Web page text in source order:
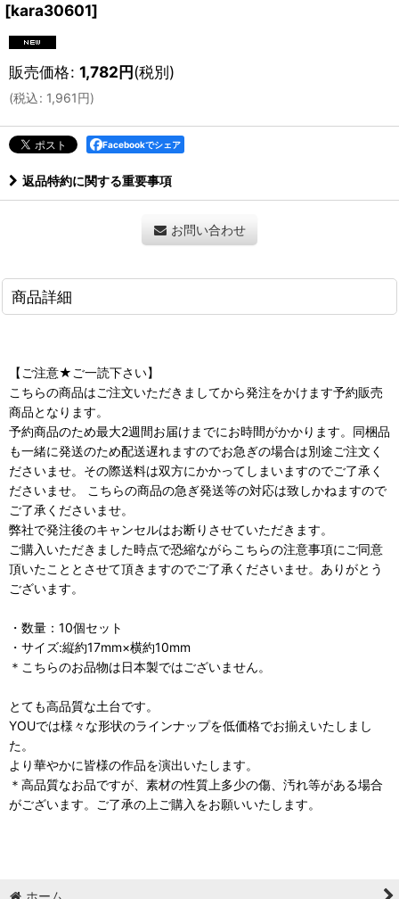
[kara30601]
販売価格: 1,782円(税別)
(税込: 1,961円)
Facebookでシェア
返品特約に関する重要事項
お問い合わせ
商品詳細
【ご注意★ご一読下さい】
こちらの商品はご注文いただきましてから発注をかけます予約販売
商品となります。
予約商品のため最大2週間お届けまでにお時間がかかります。同梱品
も一緒に発送のため配送遅れますのでお急ぎの場合は別途ご注文く
ださいませ。その際送料は双方にかかってしまいますのでご了承く
ださいませ。 こちらの商品の急ぎ発送等の対応は致しかねますので
ご了承くださいませ。
弊社で発注後のキャンセルはお断りさせていただきます。
ご購入いただきました時点で恐縮ながらこちらの注意事項にご同意
頂いたこととさせて頂きますのでご了承くださいませ。ありがとう
ございます。
・数量：10個セット
・サイズ:縦約17mm×横約10mm
＊こちらのお品物は日本製ではございません。
とても高品質な土台です。
YOUでは様々な形状のラインナップを低価格でお揃えいたしまし
た。
より華やかに皆様の作品を演出いたします。
＊高品質なお品ですが、素材の性質上多少の傷、汚れ等がある場合
がございます。ご了承の上ご購入をお願いいたします。
ホーム